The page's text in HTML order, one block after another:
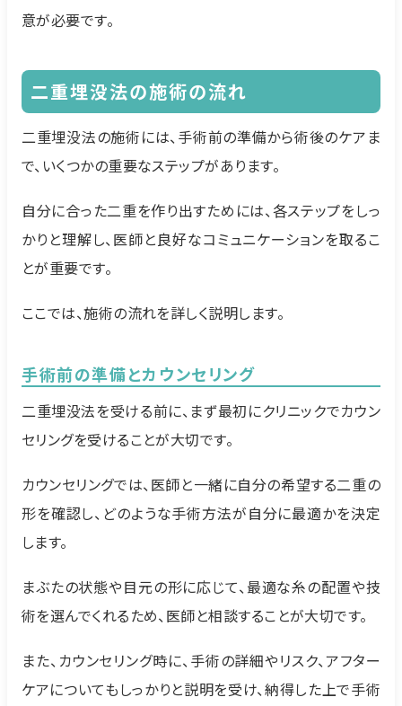
意が必要です。
二重埋没法の施術の流れ
二重埋没法の施術には、手術前の準備から術後のケアま
で、いくつかの重要なステップがあります。
自分に合った二重を作り出すためには、各ステップをしっ
かりと理解し、医師と良好なコミュニケーションを取るこ
とが重要です。
ここでは、施術の流れを詳しく説明します。
手術前の準備とカウンセリング
二重埋没法を受ける前に、まず最初にクリニックでカウン
セリングを受けることが大切です。
カウンセリングでは、医師と一緒に自分の希望する二重の
形を確認し、どのような手術方法が自分に最適かを決定
します。
まぶたの状態や目元の形に応じて、最適な糸の配置や技
術を選んでくれるため、医師と相談することが大切です。
また、カウンセリング時に、手術の詳細やリスク、アフター
ケアについてもしっかりと説明を受け、納得した上で手術